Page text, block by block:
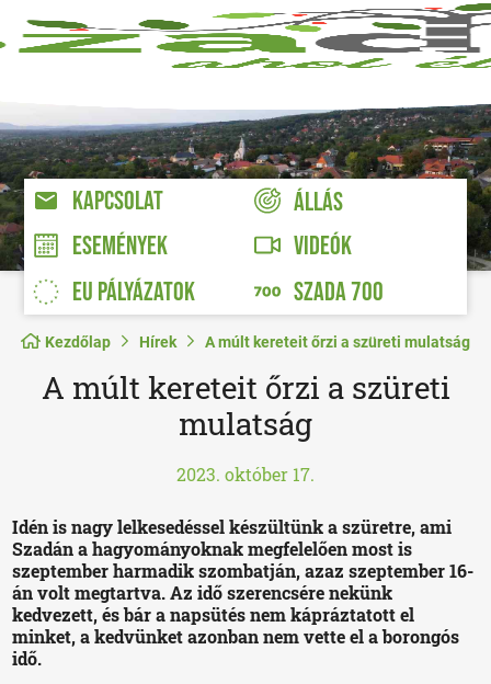
KAPCSOLAT
ÁLLÁS
ESEMÉNYEK
VIDEÓK
EU PÁLYÁZATOK
SZADA 700
Kezdőlap Hírek A múlt kereteit őrzi a szüreti mulatság
A múlt kereteit őrzi a szüreti
mulatság
2023. október 17.
Idén is nagy lelkesedéssel készültünk a szüretre, ami
Szadán a hagyományoknak megfelelően most is
szeptember harmadik szombatján, azaz szeptember 16-
án volt megtartva. Az idő szerencsére nekünk
kedvezett, és bár a napsütés nem kápráztatott el
minket, a kedvünket azonban nem vette el a borongós
idő.